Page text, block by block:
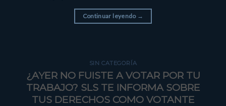
Continuar leyendo →
SIN CATEGORÍA
¿AYER NO FUISTE A VOTAR POR TU
TRABAJO? SLS TE INFORMA SOBRE
TUS DERECHOS COMO VOTANTE